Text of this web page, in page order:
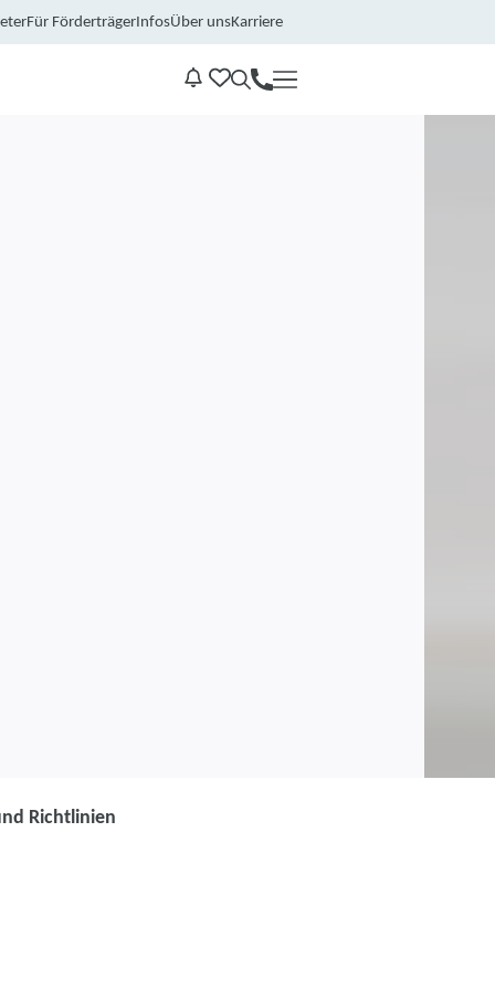
Für FörderträgerInfosÜber unsKarriere
Kontakt
wichtige Gesetze
Richtlinien